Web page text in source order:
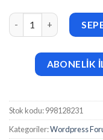
Entaro v3.40 Job
ABONELİK
Stok kodu:998128231
Kategoriler:Wordpress